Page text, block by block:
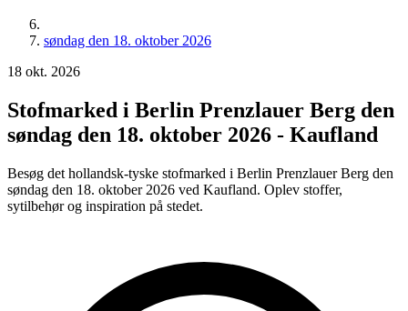
søndag den 18. oktober 2026
18 okt. 2026
Stofmarked i Berlin Prenzlauer Berg den
søndag den 18. oktober 2026 - Kaufland
Besøg det hollandsk-tyske stofmarked i Berlin Prenzlauer Berg den
søndag den 18. oktober 2026 ved Kaufland. Oplev stoffer,
sytilbehør og inspiration på stedet.